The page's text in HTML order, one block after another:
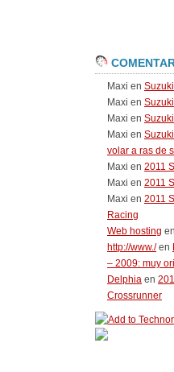
Maxi en
Maxi en
Maxi en
Maxi en
volar a ras de
Maxi en 2011
Maxi en 2011
Maxi en 2011
Racing
Web hosting
http://www./en
– 2009: muy
Delphia en
Crossrunner